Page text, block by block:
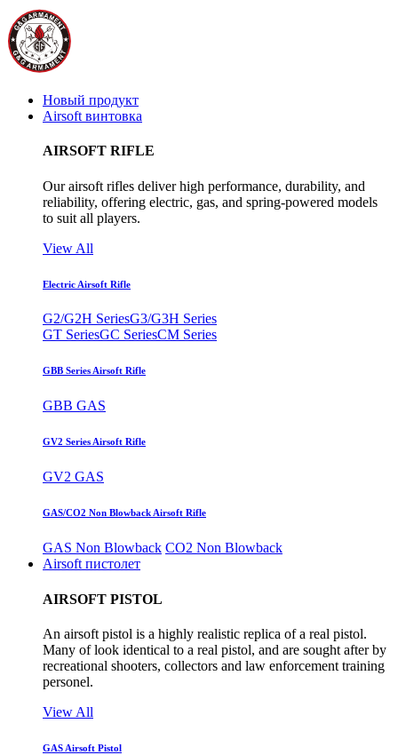
Новый продукт
Airsoft винтовка
AIRSOFT RIFLE
Our airsoft rifles deliver high performance, durability, and
reliability, offering electric, gas, and spring-powered models
to suit all players.
View All
Electric Airsoft Rifle
G2/G2H SeriesG3/G3H Series
GT SeriesGC SeriesCM Series
GBB Series Airsoft Rifle
GBB GAS
GV2 Series Airsoft Rifle
GV2 GAS
GAS/CO2 Non Blowback Airsoft Rifle
GAS Non Blowback CO2 Non Blowback
Airsoft пистолет
AIRSOFT PISTOL
An airsoft pistol is a highly realistic replica of a real pistol.
Many of look identical to a real pistol, and are sought after by
recreational shooters, collectors and law enforcement training
personel.
View All
GAS Airsoft Pistol